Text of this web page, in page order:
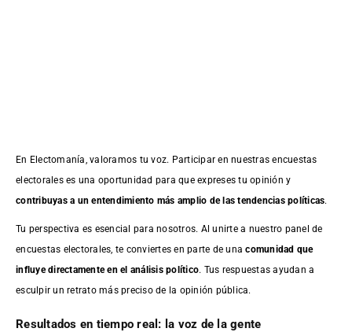
En Electomanía, valoramos tu voz. Participar en nuestras encuestas
electorales es una oportunidad para que expreses tu opinión y
contribuyas a un entendimiento más amplio de las tendencias políticas.
Tu perspectiva es esencial para nosotros. Al unirte a nuestro panel de
encuestas electorales, te conviertes en parte de unacomunidad que
influye directamente en el análisis político. Tus respuestas ayudan a
esculpir un retrato más preciso de la opinión pública.
Resultados en tiempo real: la voz de la gente